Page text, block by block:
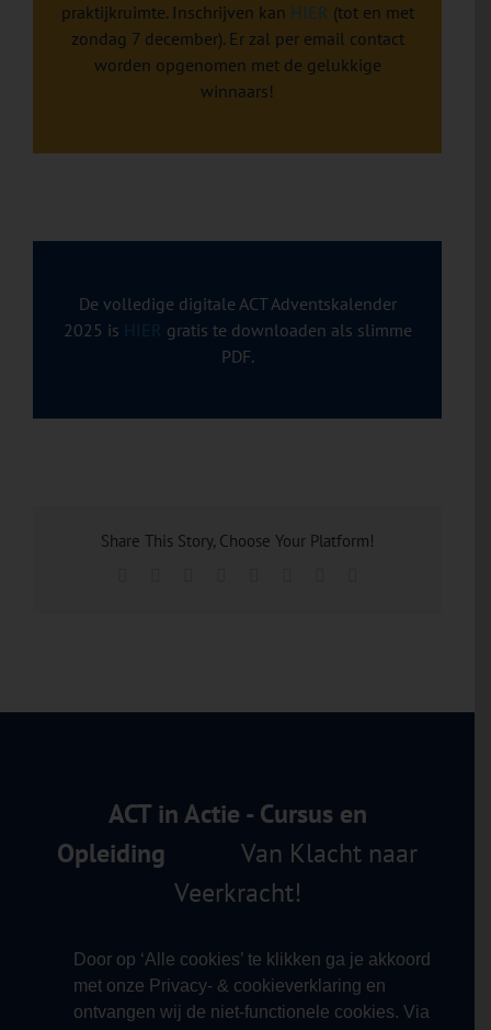
Door op ‘Alle cookies’ te klikken ga je akkoord
met onze Privacy- & cookieverklaring en
ontvangen wij de niet-functionele cookies. Via
praktijkruimte. Inschrijven kan HIER (tot en met
zondag 7 december). Er zal per email contact
worden opgenomen met de gelukkige
winnaars!
De volledige digitale ACT Adventskalender
2025 is
gratis te downloaden als slimme
PDF.
Share This Story, Choose Your Platform!
ACT in Actie - Cursus en
Opleiding
Van Klacht naar
Veerkracht!